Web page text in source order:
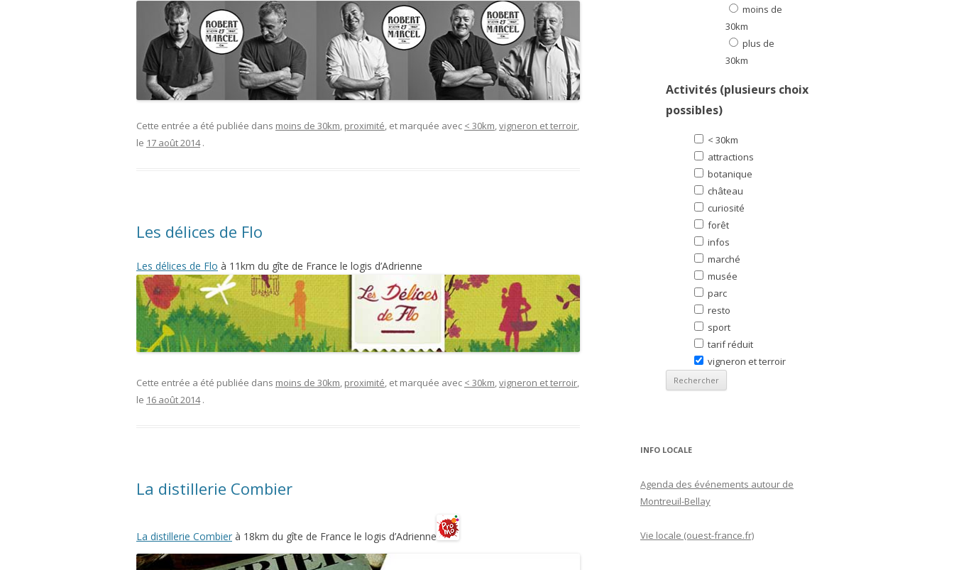
Cette entrée a été publiée dans moins de 30km proximité , et marquée avec < 30km vigneron et terroir
le 17 août 2014 .
Les délices de Flo
Les délices de Flo à 11km du gîte de France le logis d’Adrienne
Cette entrée a été publiée dans moins de 30km, proximité, et marquée avec < 30km,vigneron et terroir,
le 16 août 2014 .
La distillerie Combier
La distillerie Combier à 18km du gîte de France le logis d’Adrienne
moins de
30km
plus de
30km
Activités (plusieurs choix
possibles)
< 30km
attractions
botanique
château
curiosité
forêt
infos
marché
musée
parc
resto
sport
tarif réduit
vigneron et terroir
INFO LOCALE
Agenda des événements autour de
Montreuil-Bellay
Vie locale (ouest-france.fr)